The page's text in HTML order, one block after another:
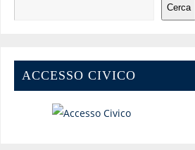
Cerca
ACCESSO CIVICO